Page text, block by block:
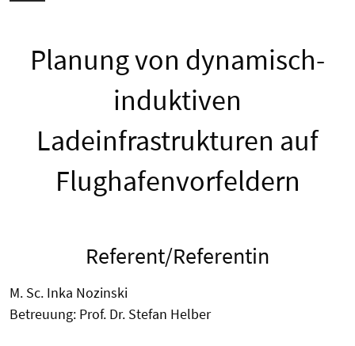
Planung von dynamisch-
induktiven
Ladeinfrastrukturen auf
Flughafenvorfeldern
Referent/Referentin
M. Sc. Inka Nozinski
Betreuung: Prof. Dr. Stefan Helber